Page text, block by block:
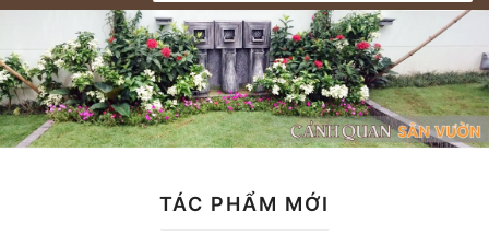
TÁC PHẨM MỚI